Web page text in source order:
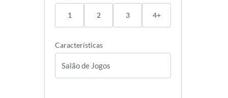
1 2 3 4+
Características